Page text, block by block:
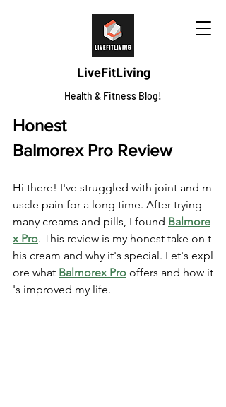
LiveFitLiving
Health & Fitness Blog!
Honest
Balmorex Pro Review
Hi there! I've struggled with joint and m
uscle pain for a long time. After trying
many creams and pills, I found Balmore
x Pro. This review is my honest take on t
his cream and why it's special. Let's expl
ore what Balmorex Pro offers and how it
's improved my life.